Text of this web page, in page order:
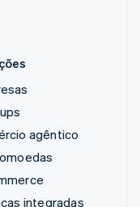
agêntico
integradas